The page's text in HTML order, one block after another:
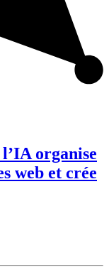
organise
web et crée